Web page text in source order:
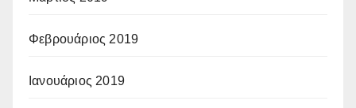
Φεβρουάριος 2019
Ιανουάριος 2019